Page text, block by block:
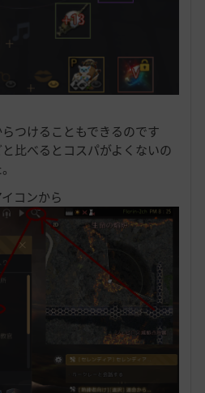
つけることもできるのです
比べるとコスパがよくないの
コンから